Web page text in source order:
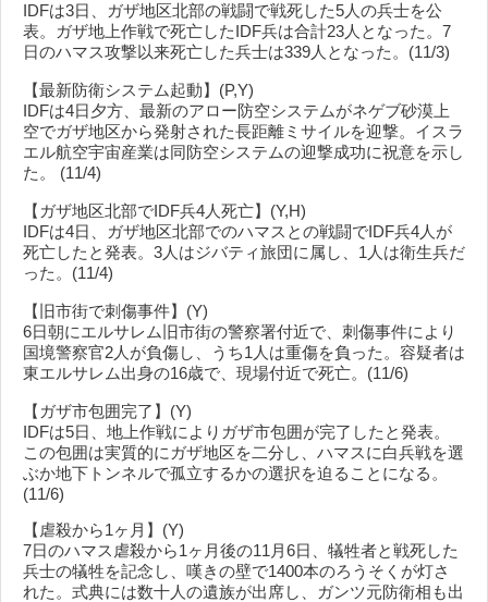
IDFは3日、ガザ地区北部の戦闘で戦死した5人の兵士を公
表。ガザ地上作戦で死亡したIDF兵は合計23人となった。7
日のハマス攻撃以来死亡した兵士は339人となった。(11/3)
【最新防衛システム起動】(P,Y)
IDFは4日夕方、最新のアロー防空システムがネゲブ砂漠上
空でガザ地区から発射された長距離ミサイルを迎撃。イスラ
エル航空宇宙産業は同防空システムの迎撃成功に祝意を示し
た。 (11/4)
【ガザ地区北部でIDF兵4人死亡】(Y,H)
IDFは4日、ガザ地区北部でのハマスとの戦闘でIDF兵4人が
死亡したと発表。3人はジバティ旅団に属し、1人は衛生兵だ
った。(11/4)
【旧市街で刺傷事件】(Y)
6日朝にエルサレム旧市街の警察署付近で、刺傷事件により
国境警察官2人が負傷し、うち1人は重傷を負った。容疑者は
東エルサレム出身の16歳で、現場付近で死亡。(11/6)
【ガザ市包囲完了】(Y)
IDFは5日、地上作戦によりガザ市包囲が完了したと発表。
この包囲は実質的にガザ地区を二分し、ハマスに白兵戦を選
ぶか地下トンネルで孤立するかの選択を迫ることになる。
(11/6)
【虐殺から1ヶ月】(Y)
7日のハマス虐殺から1ヶ月後の11月6日、犠牲者と戦死した
兵士の犠牲を記念し、嘆きの壁で1400本のろうそくが灯さ
れた。式典には数十人の遺族が出席し、ガンツ元防衛相も出